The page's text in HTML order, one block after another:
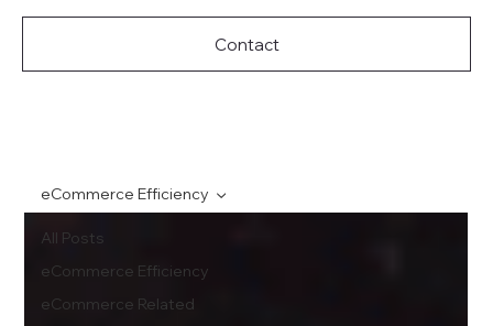
Contact
All Posts
eCommerce Efficiency
eCommerce Related
eCommerce Efficiency